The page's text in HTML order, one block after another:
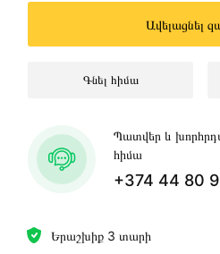
Երաշխիք 3 տարի
Ավելացնել
Գնել հիմա
Պատվեր և
հիմա
+374 44 80